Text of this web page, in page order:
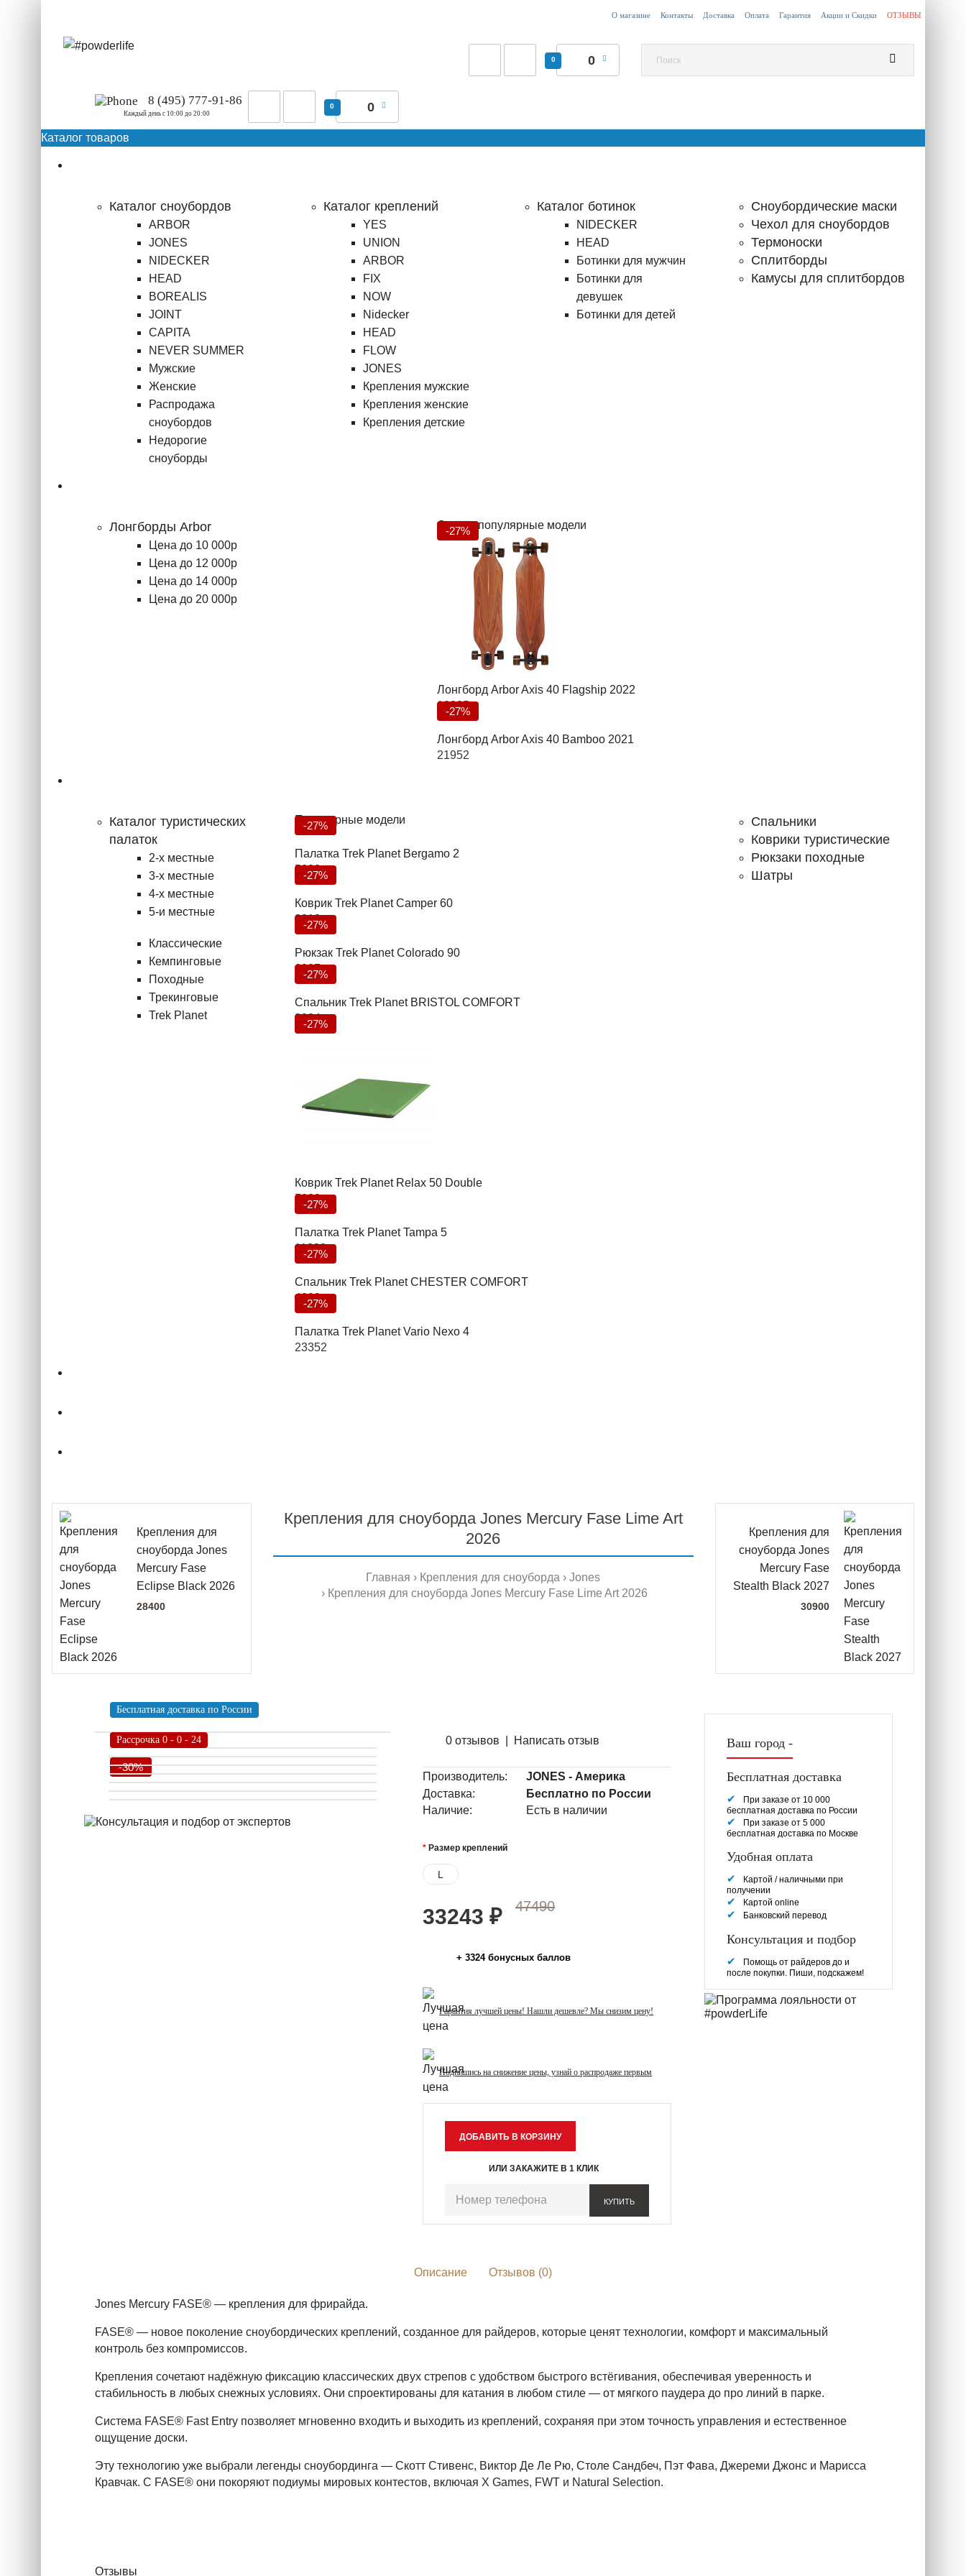
О магазине Контакты Доставка Оплата Гарантия Акции и Скидки ОТЗЫВЫ
0 0
8 (495) 777-91-86
Каждый день c 10:00 до 20:00
0 0
Каталог товаров
Каталог сноубордов
ARBOR
JONES
NIDECKER
HEAD
BOREALIS
JOINT
CAPITA
NEVER SUMMER
Мужские
Женские
Распродажа
сноубордов
Недорогие
сноуборды
Каталог креплений
YES
UNION
ARBOR
FIX
NOW
Nidecker
HEAD
FLOW
JONES
Крепления мужские
Крепления женские
Крепления детские
Каталог ботинок
NIDECKER
HEAD
Ботинки для мужчин
Ботинки для
девушек
Ботинки для детей
Сноубордические маски
Чехол для сноубордов
Термоноски
Сплитборды
Камусы для сплитбордов
Лонгборды Arbor
Цена до 10 000р
Цена до 12 000р
Цена до 14 000р
Цена до 20 000р
Самые популярные модели
-27%
Лонгборд Arbor Axis 40 Flagship 2022
18235
-27%
Лонгборд Arbor Axis 40 Bamboo 2021
21952
Каталог туристических
палаток
2-х местные
3-х местные
4-х местные
5-и местные
Классические
Кемпинговые
Походные
Трекинговые
Trek Planet
Популярные модели
-27%
Палатка Trek Planet Bergamo 2
5832
-27%
Коврик Trek Planet Camper 60
2912
-27%
Рюкзак Trek Planet Colorado 90
6927
-27%
Спальник Trek Planet BRISTOL COMFORT
3934
-27%
Коврик Trek Planet Relax 50 Double
7000
-27%
Палатка Trek Planet Tampa 5
11380
-27%
Спальник Trek Planet CHESTER COMFORT
4299
-27%
Палатка Trek Planet Vario Nexo 4
23352
Спальники
Коврики туристические
Рюкзаки походные
Шатры
Крепления для
сноуборда Jones
Mercury Fase
Eclipse Black 2026
28400
Крепления для сноуборда Jones Mercury Fase Lime Art
2026
Главная Крепления для сноуборда
Jones
Крепления для сноуборда Jones Mercury Fase Lime Art 2026
Крепления для
сноуборда Jones
Mercury Fase
Stealth Black 2027
30900
-30%
Рассрочка 0 - 0 - 24
Бесплатная доставка по России
0 отзывов Написать отзыв
Производитель:
JONES - Америка
Доставка:
Бесплатно по России
Наличие:
Есть в наличии
Размер креплений
L
33243 ₽ 47490
+ 3324 бонусных баллов
Гарантия лучшей цены! Нашли дешевле? Мы снизим цену!
Подпишись на снижение цены, узнай о распродаже первым
ИЛИ ЗАКАЖИТЕ В 1 КЛИК
КУПИТЬ
Ваш город -
Бесплатная доставка
При заказе от 10 000
бесплатная доставка по России
При заказе от 5 000
бесплатная доставка по Москве
Удобная оплата
Картой / наличными при
получении
Картой online
Банковский перевод
Консультация и подбор
Помощь от райдеров до и
после покупки. Пиши, подскажем!
Описание Отзывов (0)
Jones Mercury FASE® — крепления для фрирайда.
FASE® — новое поколение сноубордических креплений, созданное для райдеров, которые ценят технологии, комфорт и максимальный
контроль без компромиссов.
Крепления сочетают надёжную фиксацию классических двух стрепов с удобством быстрого встёгивания, обеспечивая уверенность и
стабильность в любых снежных условиях. Они спроектированы для катания в любом стиле — от мягкого паудера до про линий в парке.
Система FASE® Fast Entry позволяет мгновенно входить и выходить из креплений, сохраняя при этом точность управления и естественное
ощущение доски.
Эту технологию уже выбрали легенды сноубординга — Скотт Стивенс, Виктор Де Ле Рю, Столе Сандбеч, Пэт Фава, Джереми Джонс и Марисса
Кравчак. С FASE® они покоряют подиумы мировых контестов, включая X Games, FWT и Natural Selection.
Отзывы